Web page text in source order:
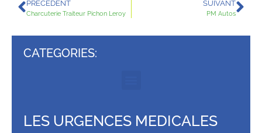
PRÉCÉDENT
Charcuterie Traiteur Pichon Leroy
SUIVANT
PM Autos
CATEGORIES:
LES URGENCES MEDICALES